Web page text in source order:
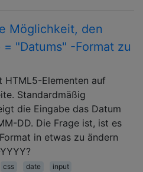
Möglichkeit, den
= "Datums" -Format zu
HTML5-Elementen auf
Standardmäßig
die Eingabe das Datum
DD. Die Frage ist, ist es
in etwas zu ändern
css date input